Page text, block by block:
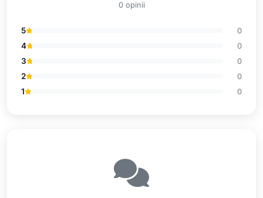
0 opinii
5 0
4 0
3 0
2 0
1 0